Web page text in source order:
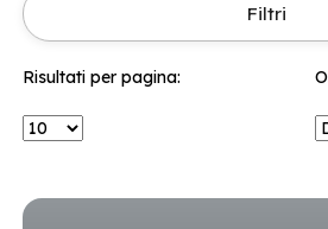
Filtri
Risultati per pagina: